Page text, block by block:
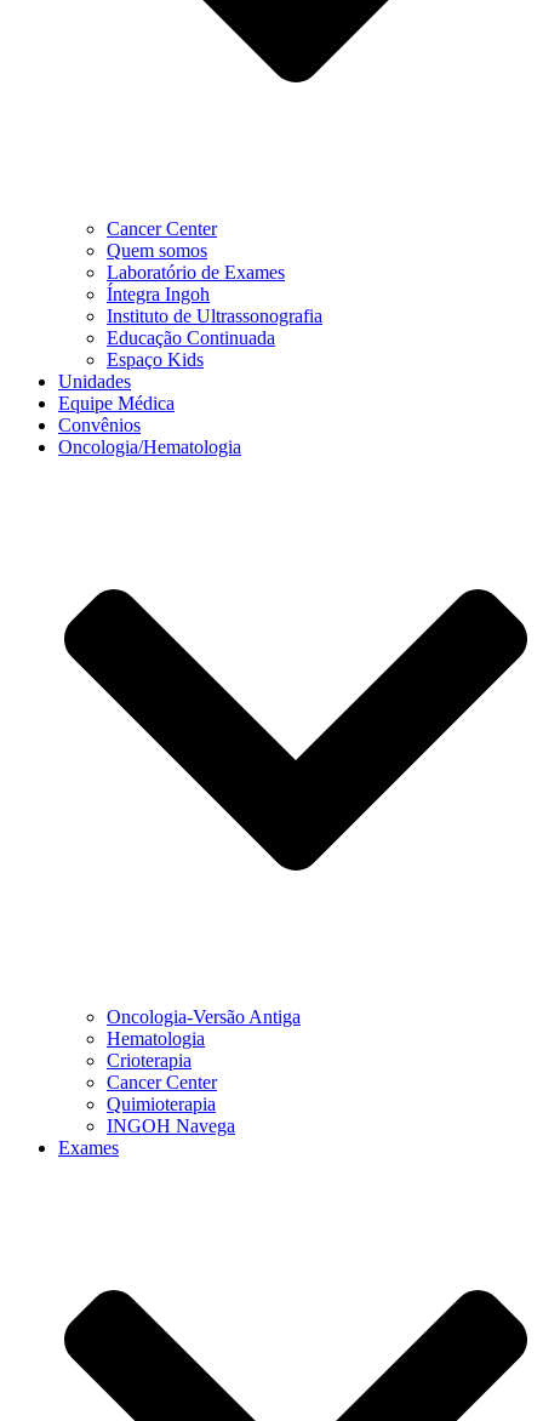
Cancer Center
Quem somos
Laboratório de Exames
Íntegra Ingoh
Instituto de Ultrassonografia
Educação Continuada
Espaço Kids
Unidades
Equipe Médica
Convênios
Oncologia/Hematologia
Oncologia-Versão Antiga
Hematologia
Crioterapia
Cancer Center
Quimioterapia
INGOH Navega
Exames